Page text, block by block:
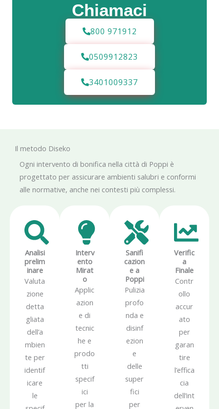
Chiamaci
800 971912
0509912823
3401009337
Il metodo Diseko
Ogni intervento di bonifica nella città di Poppi è
progettato per assicurare ambienti salubri e conformi
alle normative, anche nei contesti più complessi.
Analisi
prelim
inare
Valuta
zione
detta
gliata
dell’a
mbien
te per
identif
icare
le
Interv
ento
Mirat
o
Applic
azion
e di
tecnic
he e
prodo
tti
specif
ici
per la
Sanifi
cazion
e a
Poppi
Pulizia
profo
nda e
disinf
ezion
e
delle
super
fici
per
Verific
a
Finale
Contr
ollo
accur
ato
per
garan
tire
l’effica
cia
dell’int